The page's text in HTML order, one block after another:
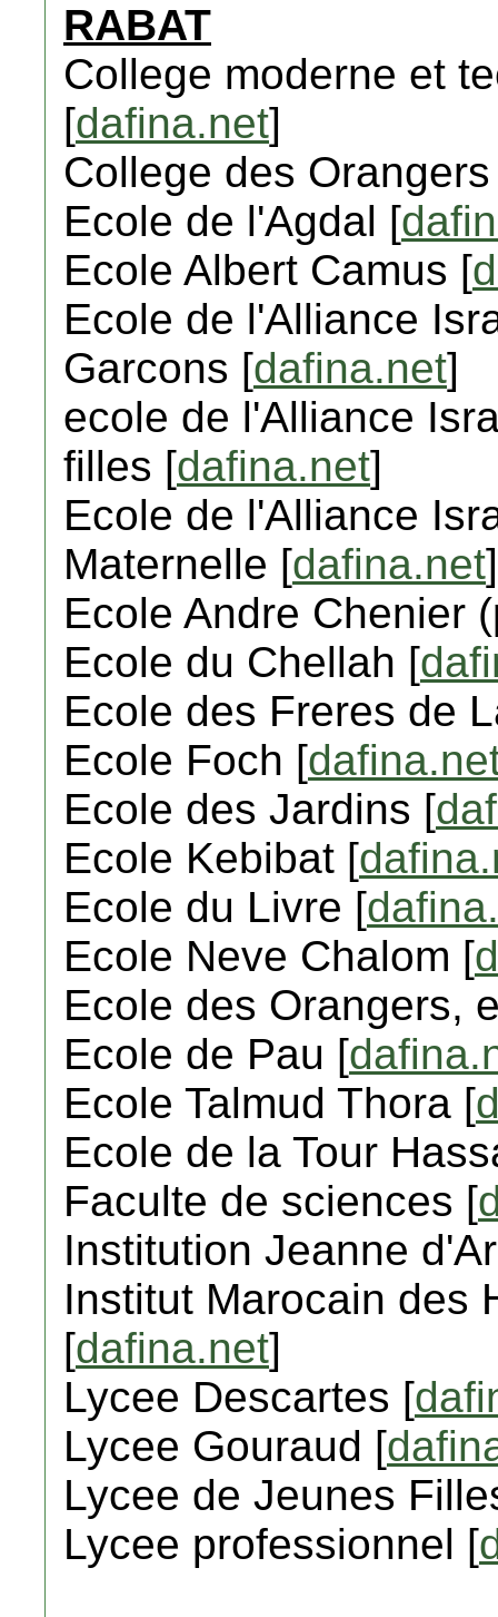
RABAT
College moderne et
[dafina.net]
College des
Ecole de l'Agdal [
Ecole Albert Camus [
Ecole de l'Alliance
Garcons [dafina.net]
ecole de l'Alliance
filles [dafina.net]
Ecole de l'Alliance
Maternelle [dafina.net]
Ecole Andre Chenier
Ecole du Chellah [
Ecole des Freres de
Ecole Foch [
Ecole des Jardins [
Ecole Kebibat [
Ecole du Livre [
Ecole Neve Chalom [
Ecole des Orangers,
Ecole de Pau [
Ecole Talmud Thora [
Ecole de la Tour
Faculte de sciences [
Institution Jeanne
Institut Marocain des
[dafina.net]
Lycee Descartes [
Lycee Gouraud [
Lycee de Jeunes
Lycee professionnel [